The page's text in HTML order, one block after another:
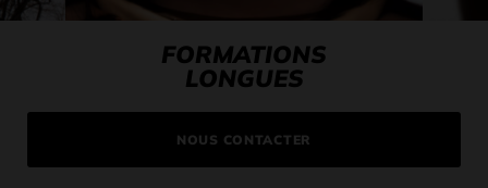
FORMATIONS
LONGUES
NOUS CONTACTER